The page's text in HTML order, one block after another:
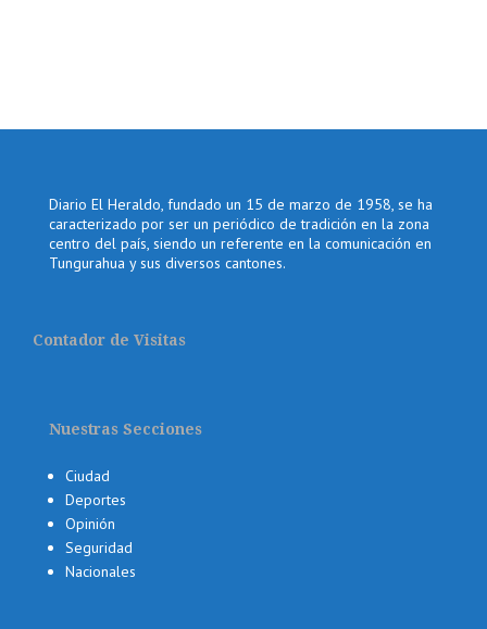
Diario El Heraldo, fundado un 15 de marzo de 1958, se ha
caracterizado por ser un periódico de tradición en la zona
centro del país, siendo un referente en la comunicación en
Tungurahua y sus diversos cantones.
Contador de Visitas
Nuestras Secciones
Ciudad
Deportes
Opinión
Seguridad
Nacionales